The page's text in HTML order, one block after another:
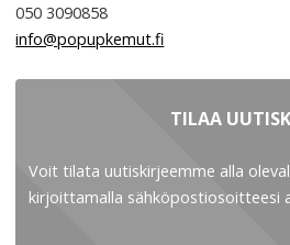
050 3090858
info@popupkemut.fi
TILAA
Voit tilata uutiskirjeemme alla
kirjoittamalla sähköpostiosoitteesi